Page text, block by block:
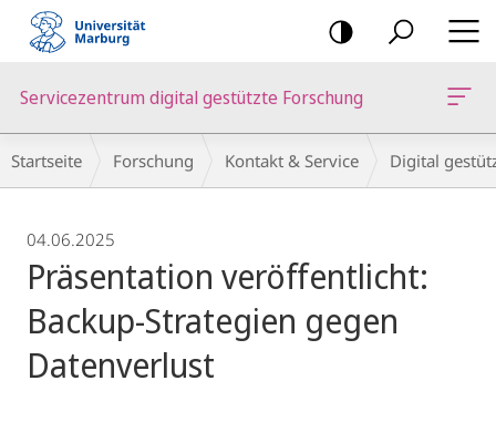
Mobile-
Navigation
Servicezentrum digital gestützte Forschung
Breadcrumb-
Navigation
Startseite Forschung Kontakt & Service Digital
04.06.2025
Präsentation veröffentlicht:
Backup-Strategien gegen
Datenverlust